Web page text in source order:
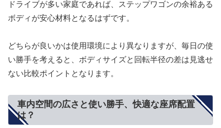
ドライブが多い家庭であれば、ステップワゴンの余裕ある
ボディが安心材料となるはずです。
どちらが良いかは使用環境により異なりますが、毎日の使
い勝手を考えると、ボディサイズと回転半径の差は見逃せ
ない比較ポイントとなります。
車内空間の広さと使い勝手、快適な座席配置
は？